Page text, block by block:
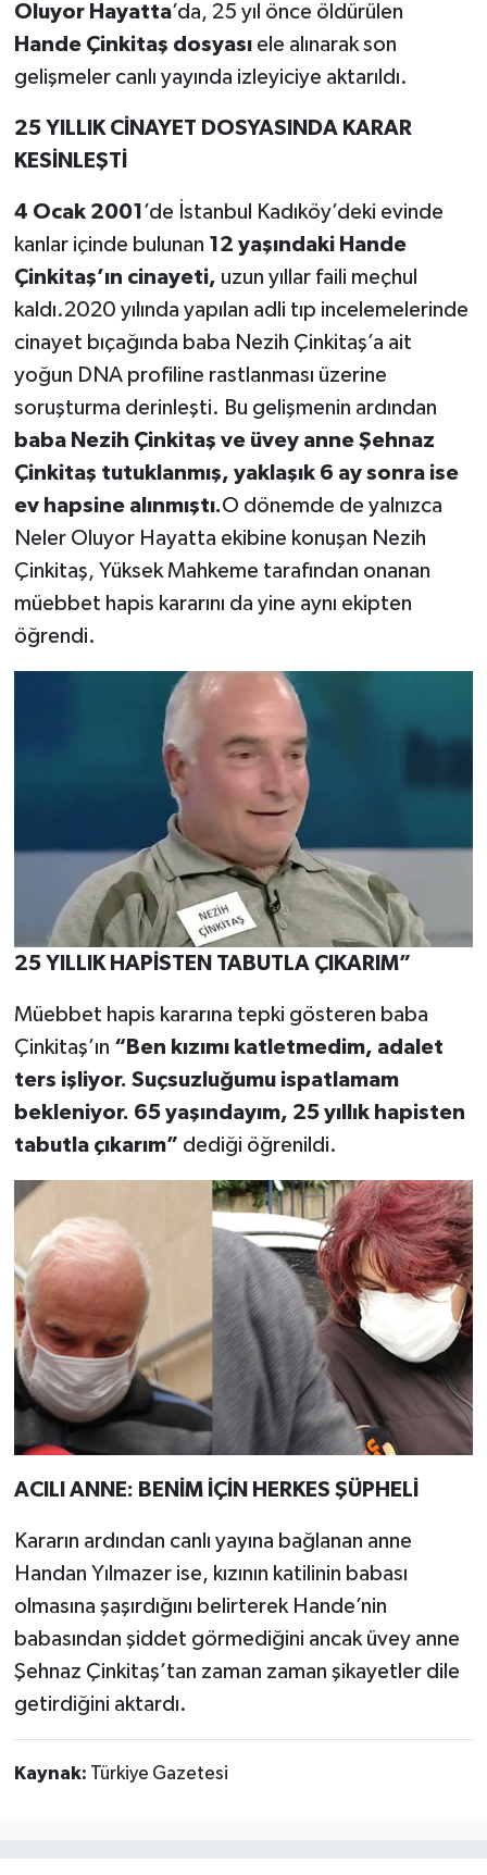
Oluyor Hayatta’da, 25 yıl önce öldürülen
Hande Çinkitaş dosyası ele alınarak son
gelişmeler canlı yayında izleyiciye aktarıldı.
25 YILLIK CİNAYET DOSYASINDA KARAR
KESİNLEŞTİ
4 Ocak 2001 ’de İstanbul Kadıköy’deki evinde
kanlar içinde bulunan 12 yaşındaki Hande
Çinkitaş’ın cinayeti, uzun yıllar faili meçhul
kaldı.2020 yılında yapılan adli tıp incelemelerinde
cinayet bıçağında baba Nezih Çinkitaş’a ait
yoğun DNA profiline rastlanması üzerine
soruşturma derinleşti. Bu gelişmenin ardından
baba Nezih Çinkitaş ve üvey anne Şehnaz
Çinkitaş tutuklanmış, yaklaşık 6 ay sonra ise
ev hapsine alınmıştı.O dönemde de yalnızca
Neler Oluyor Hayatta ekibine konuşan Nezih
Çinkitaş, Yüksek Mahkeme tarafından onanan
müebbet hapis kararını da yine aynı ekipten
öğrendi.
25 YILLIK HAPİSTEN TABUTLA ÇIKARIM”
Müebbet hapis kararına tepki gösteren baba
Çinkitaş’ın “Ben kızımı katletmedim, adalet
ters işliyor. Suçsuzluğumu ispatlamam
bekleniyor. 65 yaşındayım, 25 yıllık hapisten
tabutla çıkarım” dediği öğrenildi.
ACILI ANNE: BENİM İÇİN HERKES ŞÜPHELİ
Kararın ardından canlı yayına bağlanan anne
Handan Yılmazer ise, kızının katilinin babası
olmasına şaşırdığını belirterek Hande’nin
babasından şiddet görmediğini ancak üvey anne
Şehnaz Çinkitaş’tan zaman zaman şikayetler dile
getirdiğini aktardı.
Kaynak: Türkiye Gazetesi